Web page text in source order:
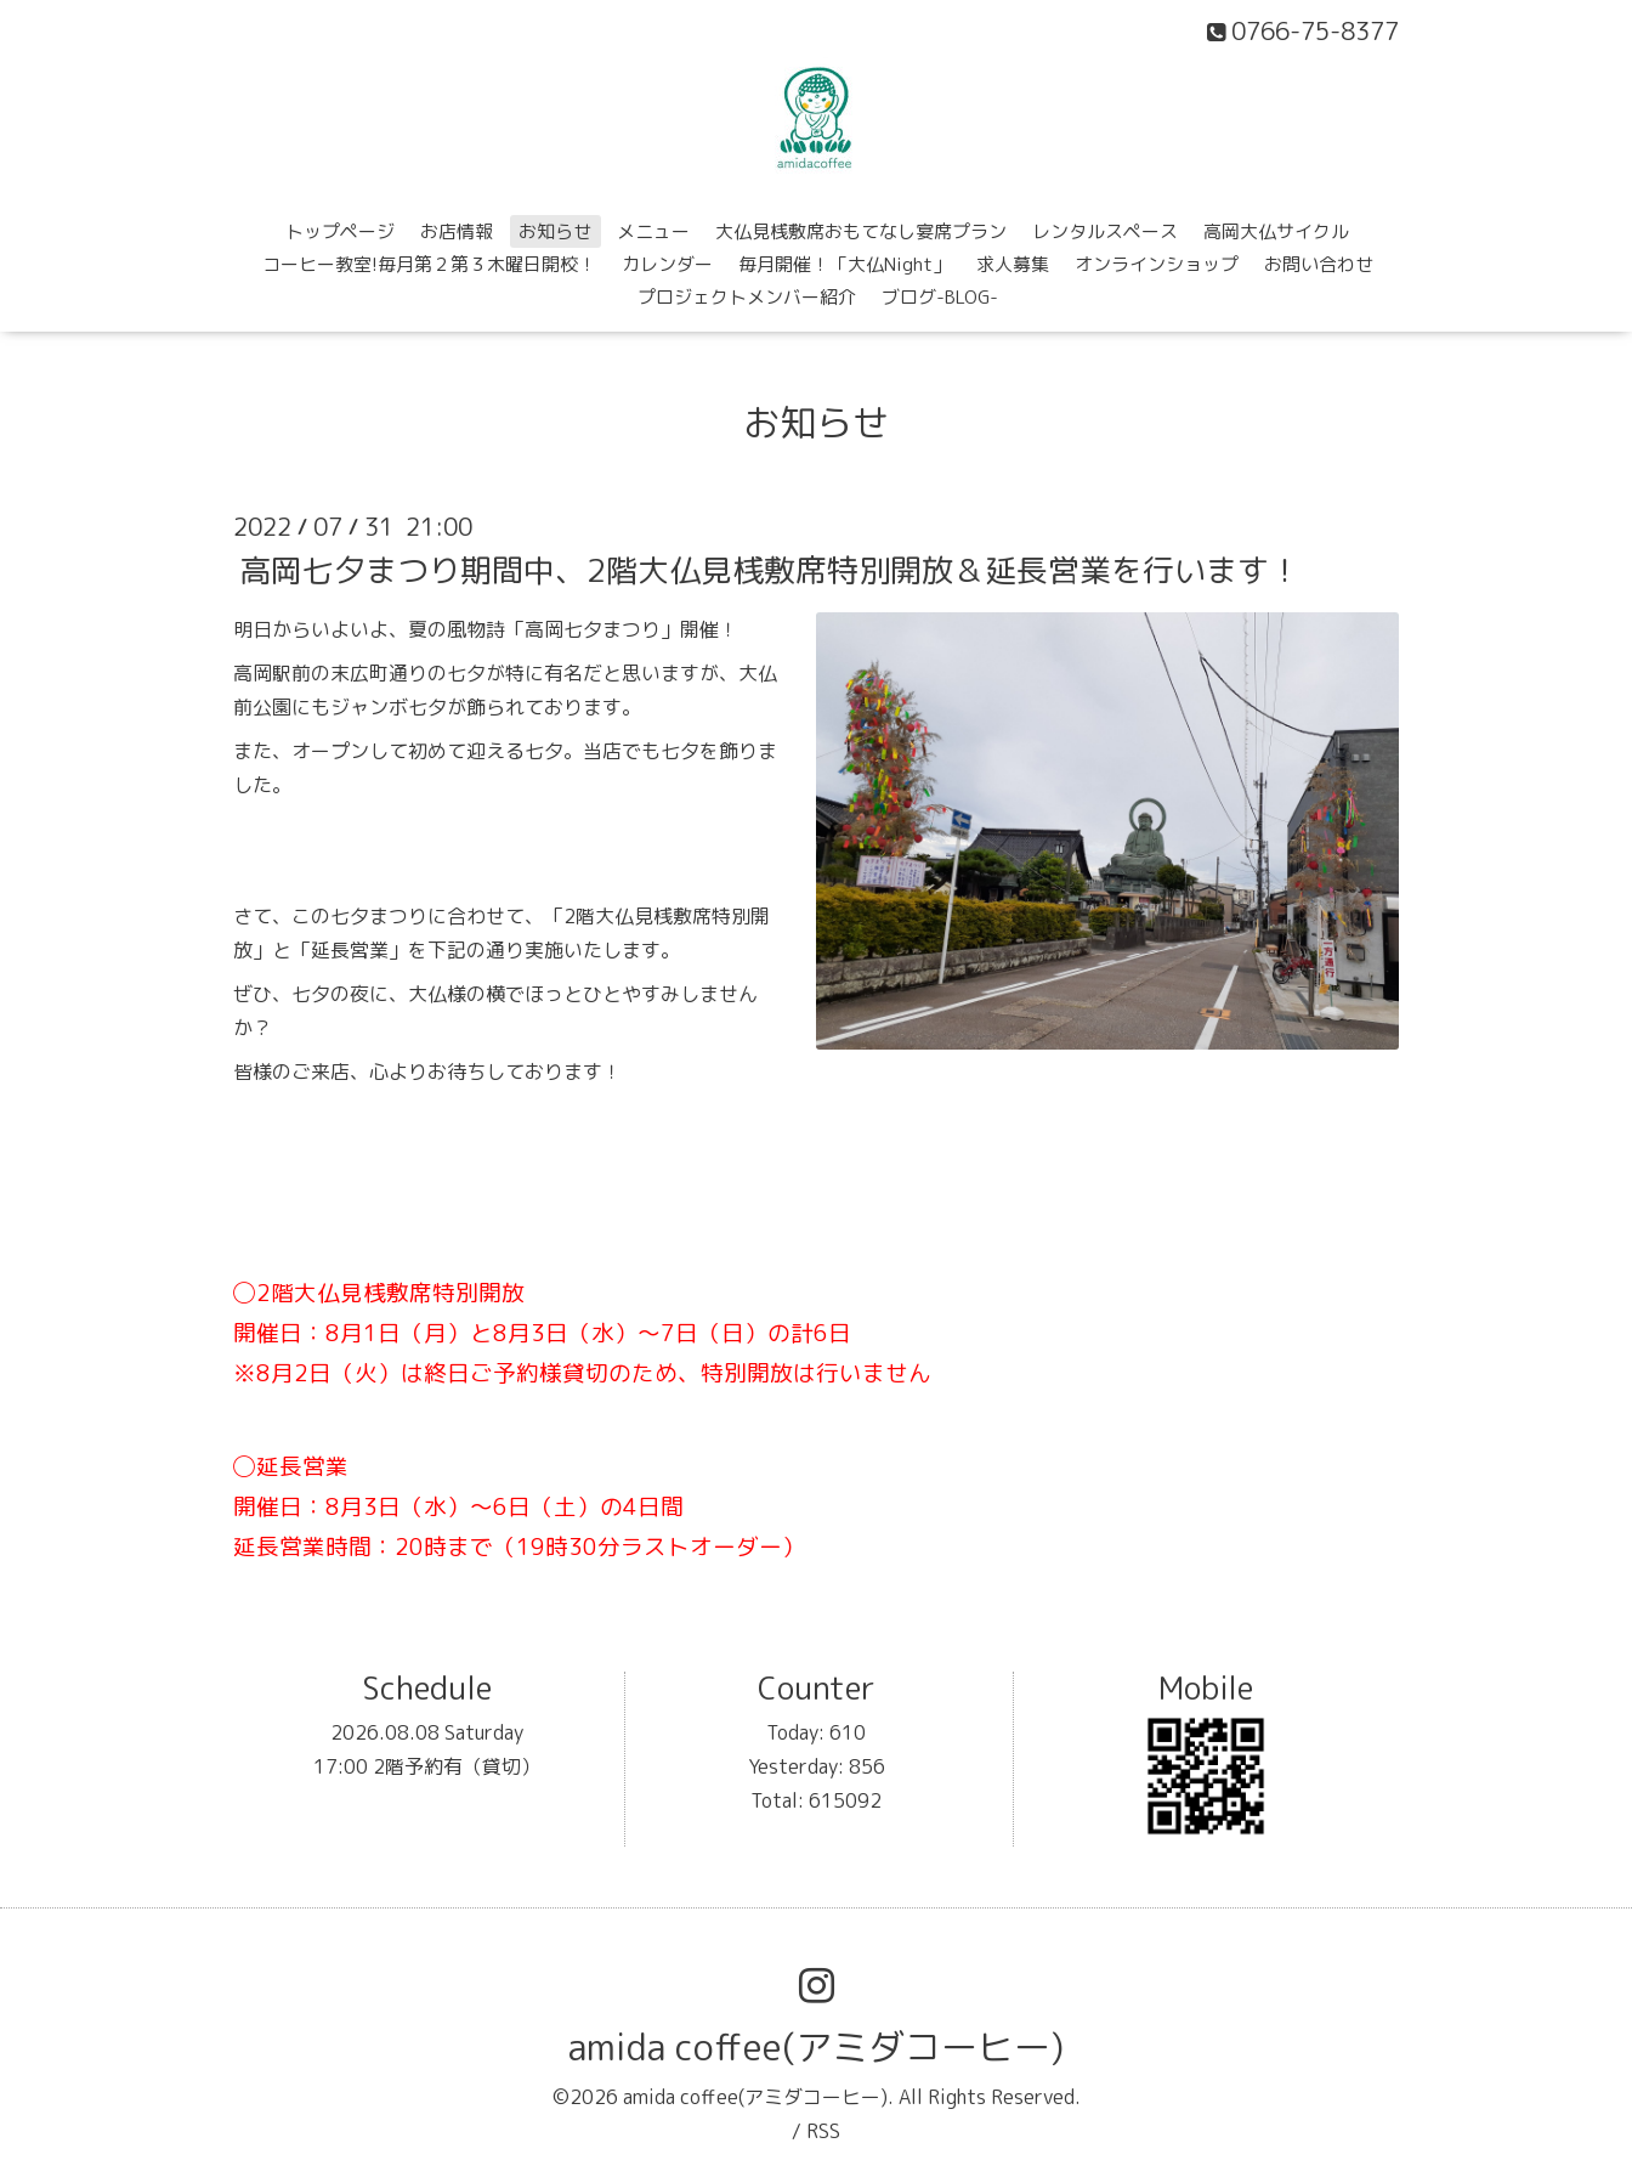
0766-75-8377
トップページ お店情報 お知らせ メニュー 大仏見桟敷席おもてなし宴席プラン レンタルスペース
高岡大仏サイクル
コーヒー教室!毎月第２第３木曜日開校！
カレンダー 毎月開催！「大仏Night」 求人募集 オンラインショップ
お問い合わせ
プロジェクトメンバー紹介
ブログ-BLOG-
お知らせ
2022 / 07 / 31 21:00
高岡七夕まつり期間中、2階大仏見桟敷席特別開放＆延長営業を行います！
明日からいよいよ、夏の風物詩「高岡七夕まつり」開催！
高岡駅前の末広町通りの七夕が特に有名だと思いますが、大仏
前公園にもジャンボ七夕が飾られております。
また、オープンして初めて迎える七夕。当店でも七夕を飾りま
した。
さて、この七夕まつりに合わせて、「2階大仏見桟敷席特別開
放」と「延長営業」を下記の通り実施いたします。
ぜひ、七夕の夜に、大仏様の横でほっとひとやすみしません
か？
皆様のご来店、心よりお待ちしております！
◯2階大仏見桟敷席特別開放
開催日：8月1日（月）と8月3日（水）〜7日（日）の計6日
※8月2日（火）は終日ご予約様貸切のため、特別開放は行いません
◯延長営業
開催日：8月3日（水）〜6日（土）の4日間
延長営業時間：20時まで（19時30分ラストオーダー）
Schedule
2026.08.08 Saturday
17:00 2階予約有（貸切）
Counter
Today:610
Yesterday: 856
Total:615092
Mobile
amida coffee(アミダコーヒー)
©2026 amida coffee(アミダコーヒー). All Rights Reserved.
/ RSS